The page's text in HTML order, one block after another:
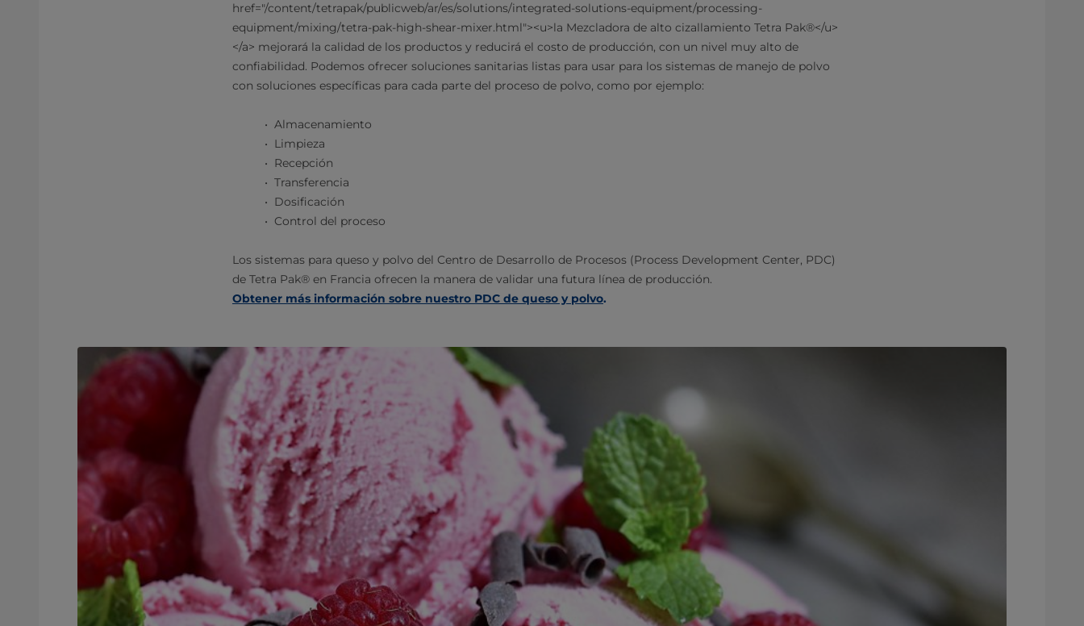
href="/content/tetrapak/publicweb/ar/es/solutions/integrated-solutions-equipment/processing-
equipment/mixing/tetra-pak-high-shear-mixer.html"><u>la Mezcladora de alto cizallamiento Tetra Pak®</u>
</a> mejorará la calidad de los productos y reducirá el costo de producción, con un nivel muy alto de
confiabilidad. Podemos ofrecer soluciones sanitarias listas para usar para los sistemas de manejo de polvo
con soluciones específicas para cada parte del proceso de polvo, como por ejemplo:
Almacenamiento
Limpieza
Recepción
Transferencia
Dosificación
Control del proceso
Los sistemas para queso y polvo del Centro de Desarrollo de Procesos (Process Development Center, PDC)
de Tetra Pak® en Francia ofrecen la manera de validar una futura línea de producción.
Obtener más información sobre nuestro PDC de queso y polvo.